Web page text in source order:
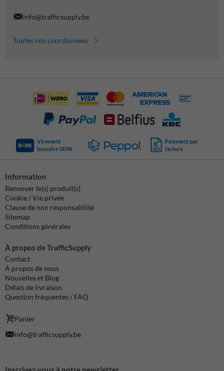
info@trafficsupply.be
Toutes nos coordonnées
Virement
bancaire SEPA
Paiement par
facture
Information
Renvoyer le(s) produit(s)
Cookie / Vie privée
Clause de non responsabilité
Sitemap
Conditions générales
À propos de TrafficSupply
Contact
À propos de nous
Nouvelles et Blog
Délais de livraison
Question fréquentes / FAQ
Panier
info@trafficsupply.be